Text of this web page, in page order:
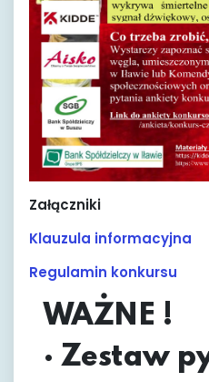
Załączniki
Klauzula informacyjna
Regulamin konkursu
WAŻNE !
· Zestaw